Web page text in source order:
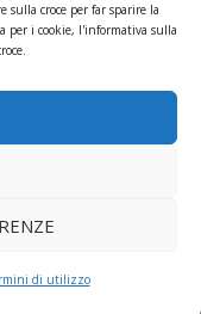
sulla croce per far sparire la
per i cookie, l'informativa sulla
di utilizzo
daWordPress